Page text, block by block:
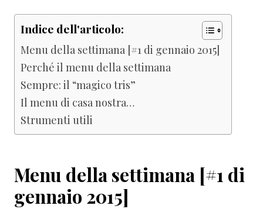
Indice dell'articolo:
Menu della settimana [#1 di gennaio 2015]
Perché il menu della settimana
Sempre: il “magico tris”
Il menu di casa nostra…
Strumenti utili
Menu della settimana [#1 di
gennaio 2015]